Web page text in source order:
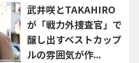
武井咲とTAKAHIRO
が「戦力外捜査官」で
醸し出すベストカップ
ルの雰囲気が作...